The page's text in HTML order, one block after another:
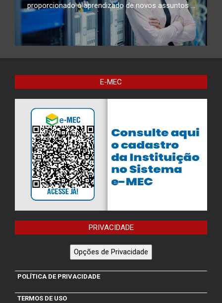
proporcionado o aprendizado de novos assuntos ...
E-MEC
PRIVACIDADE
Opções de Privacidade
POLÍTICA DE PRIVACIDADE
TERMOS DE USO